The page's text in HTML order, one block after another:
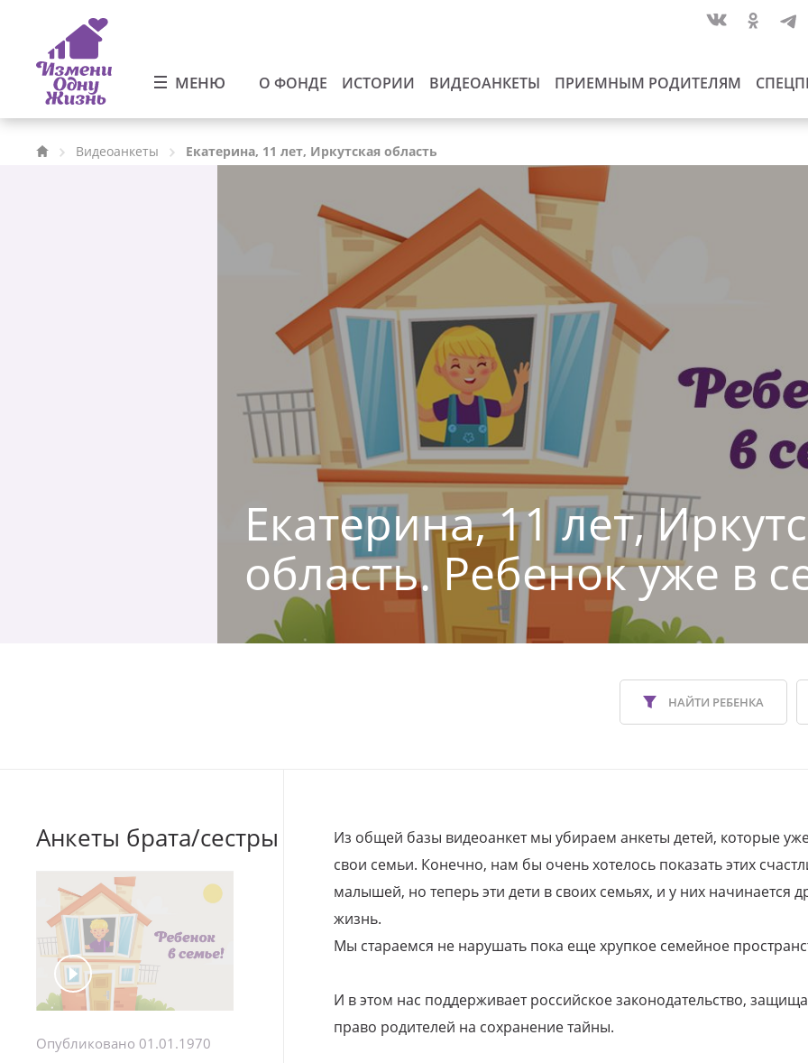
МЕНЮ О ФОНДЕ ИСТОРИИ ВИДЕОАНКЕТЫ ПРИЕМНЫМ РОДИТЕЛЯМ
Видеоанкеты Екатерина, 11 лет, Иркутская область
Екатерина, 11 лет,
область. Ребенок уже в
НАЙТИ РЕБЕНКА
Анкеты брата/сестры
Опубликовано 01.01.1970
Из общей базы видеоанкет мы убираем анкеты детей, которые
свои семьи. Конечно, нам бы очень хотелось показать этих
малышей, но теперь эти дети в своих семьях, и у них начинается
жизнь.
Мы стараемся не нарушать пока еще хрупкое семейное
И в этом нас поддерживает российское законодательство,
право родителей на сохранение тайны.